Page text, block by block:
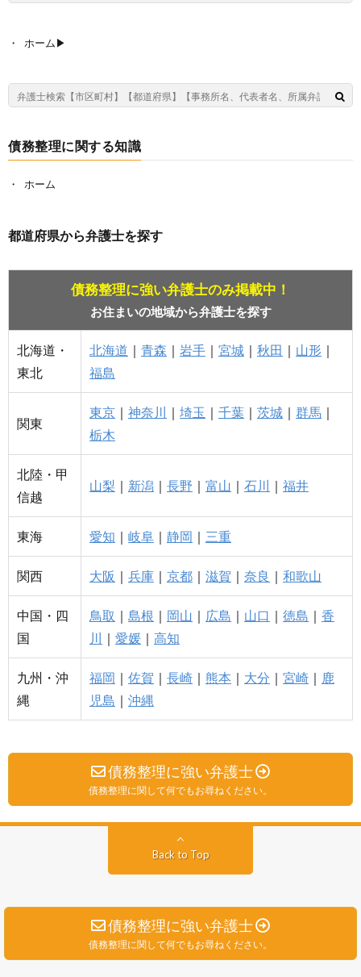
ホーム▶︎
債務整理に関する知識
ホーム
都道府県から弁護士を探す
債務整理に強い弁護士のみ掲載中！
お住まいの地域から弁護士を探す
北海道・
東北
北海道 ｜ 青森 ｜ 岩手 ｜ 宮城 ｜ 秋田 ｜ 山形 ｜
福島
関東
東京 ｜ 神奈川 ｜ 埼玉 ｜ 千葉 ｜ 茨城 ｜ 群馬 ｜
栃木
北陸・甲
信越
山梨 ｜ 新潟 ｜ 長野 ｜ 富山 ｜ 石川 ｜ 福井
東海 愛知 ｜ 岐阜 ｜ 静岡 ｜ 三重
関西 大阪 ｜ 兵庫 ｜ 京都 ｜ 滋賀 ｜ 奈良 ｜ 和歌山
中国・四
国
鳥取 ｜ 島根 ｜ 岡山 ｜ 広島 ｜ 山口 ｜ 徳島 ｜ 香
川
｜ 愛媛 ｜ 高知
九州・沖
縄
福岡 ｜ 佐賀 ｜ 長崎 ｜ 熊本 ｜ 大分 ｜ 宮崎 ｜ 鹿
児島 ｜ 沖縄
債務整理に強い弁護士
債務整理に関して何でもお尋ねください。
Back to Top
債務整理に強い弁護士
債務整理に関して何でもお尋ねください。